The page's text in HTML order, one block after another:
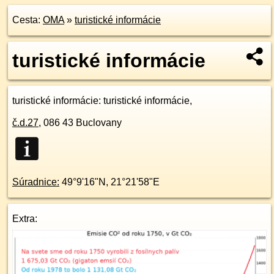
Cesta: OMA» turistické informácie
turistické informácie
turistické informácie: turistické informácie,
č.d.27, 086 43 Buclovany
Súradnice: 49°9'16"N , 21°21'58"E
Extra: